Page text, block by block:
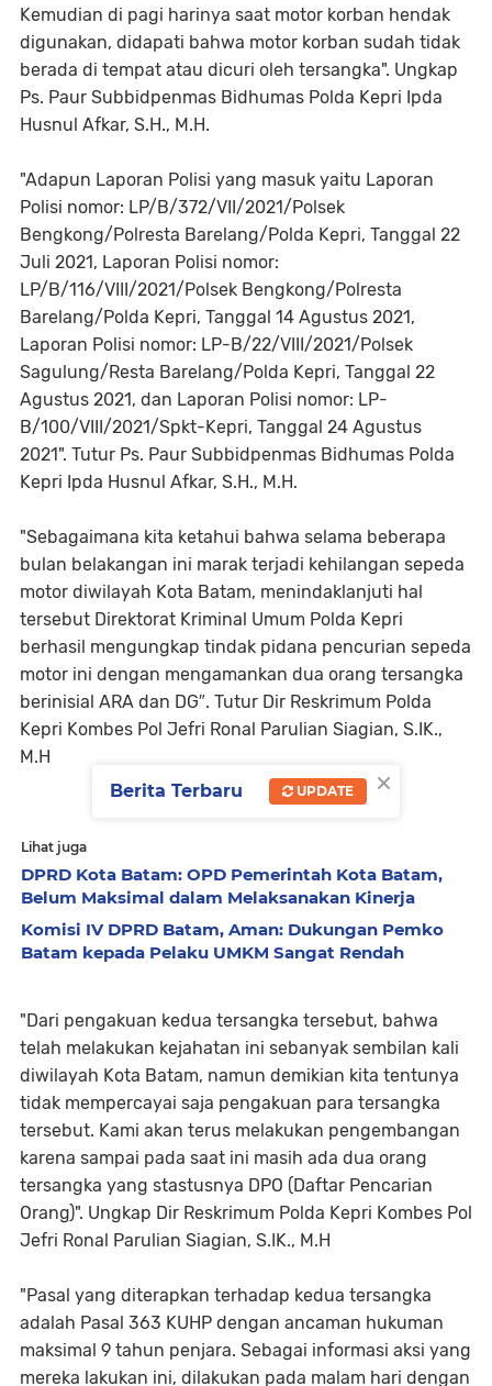
Kemudian di pagi harinya saat motor korban hendak
digunakan, didapati bahwa motor korban sudah tidak
berada di tempat atau dicuri oleh tersangka". Ungkap
Ps. Paur Subbidpenmas Bidhumas Polda Kepri Ipda
Husnul Afkar, S.H., M.H.
"Adapun Laporan Polisi yang masuk yaitu Laporan
Polisi nomor: LP/B/372/VII/2021/Polsek
Bengkong/Polresta Barelang/Polda Kepri, Tanggal 22
Juli 2021, Laporan Polisi nomor:
LP/B/116/VIII/2021/Polsek Bengkong/Polresta
Barelang/Polda Kepri, Tanggal 14 Agustus 2021,
Laporan Polisi nomor: LP-B/22/VIII/2021/Polsek
Sagulung/Resta Barelang/Polda Kepri, Tanggal 22
Agustus 2021, dan Laporan Polisi nomor: LP-
B/100/VIII/2021/Spkt-Kepri, Tanggal 24 Agustus
2021". Tutur Ps. Paur Subbidpenmas Bidhumas Polda
Kepri Ipda Husnul Afkar, S.H., M.H.
"Sebagaimana kita ketahui bahwa selama beberapa
bulan belakangan ini marak terjadi kehilangan sepeda
motor diwilayah Kota Batam, menindaklanjuti hal
tersebut Direktorat Kriminal Umum Polda Kepri
berhasil mengungkap tindak pidana pencurian sepeda
motor ini dengan mengamankan dua orang tersangka
berinisial ARA dan DG″. Tutur Dir Reskrimum Polda
Kepri Kombes Pol Jefri Ronal Parulian Siagian, S.IK.,
M.H
Lihat juga
DPRD Kota Batam: OPD Pemerintah Kota Batam,
Belum Maksimal dalam Melaksanakan Kinerja
Komisi IV DPRD Batam, Aman: Dukungan Pemko
Batam kepada Pelaku UMKM Sangat Rendah
"Dari pengakuan kedua tersangka tersebut, bahwa
telah melakukan kejahatan ini sebanyak sembilan kali
diwilayah Kota Batam, namun demikian kita tentunya
tidak mempercayai saja pengakuan para tersangka
tersebut. Kami akan terus melakukan pengembangan
karena sampai pada saat ini masih ada dua orang
tersangka yang stastusnya DPO (Daftar Pencarian
Orang)". Ungkap Dir Reskrimum Polda Kepri Kombes Pol
Jefri Ronal Parulian Siagian, S.IK., M.H
"Pasal yang diterapkan terhadap kedua tersangka
adalah Pasal 363 KUHP dengan ancaman hukuman
maksimal 9 tahun penjara. Sebagai informasi aksi yang
mereka lakukan ini, dilakukan pada malam hari dengan
×
Berita Terbaru UPDATE